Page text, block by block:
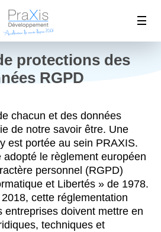
protections des
RGPD
chacun et des données
de notre savoir être. Une
est portée au sein PRAXIS.
le règlement européen
personnel (RGPD)
et Libertés » de 1978.
cette réglementation
entreprises doivent mettre en
techniques et